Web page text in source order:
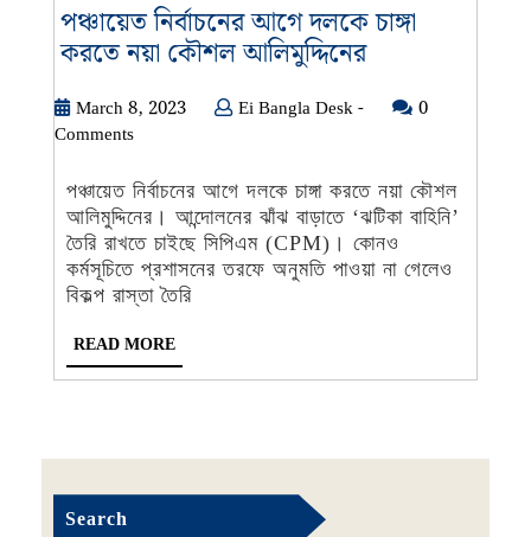
পঞ্চায়েত নির্বাচনের আগে দলকে চাঙ্গা
করতে নয়া কৌশল আলিমুদ্দিনেরপঞ্চায়েত
আগে
চাঙ্গা
করতে
নয়া
কৌশল
March 8, 2023March Ei Bangla Desk -Ei
-
0
Comments
পঞ্চায়েত নির্বাচনের আগে দলকে চাঙ্গা করতে নয়া কৌশল
আলিমুদ্দিনের। আন্দোলনের ঝাঁঝ বাড়াতে ‘ঝটিকা বাহিনি’
তৈরি রাখতে চাইছে সিপিএম (CPM)। কোনও
কর্মসূচিতে প্রশাসনের তরফে অনুমতি পাওয়া না গেলেও
বিকল্প রাস্তা তৈরি
READ MOREREAD
MORE
Search